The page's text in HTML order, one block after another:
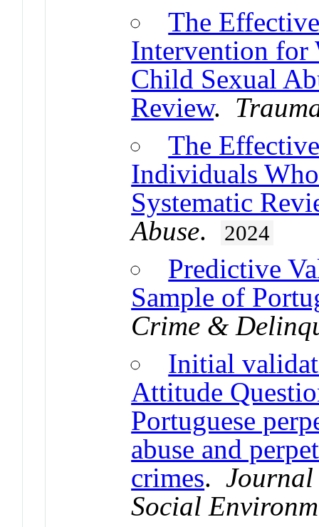
The
Intervention for
Child Sexual
Review.
The
Individuals
Systematic
Abuse. 2024
Predictive
Sample of
Crime &
Initial
Attitude
Portuguese
abuse and
crimes.Journal
Social